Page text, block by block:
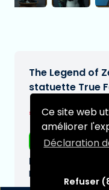
Ce site web
améliorer
Déclaration
Refuser
The Legend of
statuette True
€519,95[Sous
Livraison
Date de
N/A